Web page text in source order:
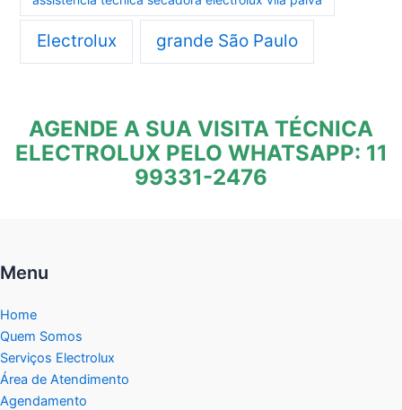
Electrolux grande São Paulo
AGENDE A SUA VISITA TÉCNICA
ELECTROLUX PELO WHATSAPP: 11
99331-2476
Menu
Home
Quem Somos
Serviços Electrolux
Área de Atendimento
Agendamento